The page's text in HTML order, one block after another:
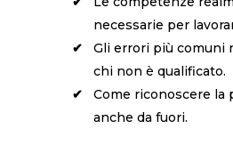
necessarie per
Gli errori più comuni
chi non è qualificato.
Come riconoscere la
anche da fuori.